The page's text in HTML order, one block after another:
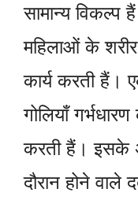
सामान्य विकल्प
महिलाओं के
कार्य करती हैं।
गोलियाँ
करती हैं। इसके
दौरान होने